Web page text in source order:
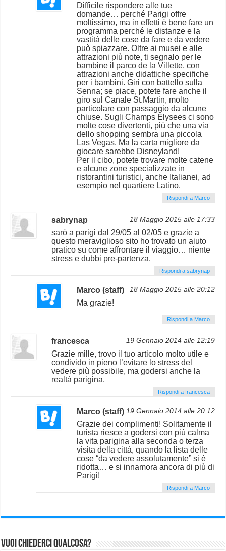
Difficile rispondere alle tue
domande… perché Parigi offre
moltissimo, ma in effetti è bene fare un
programma perché le distanze e la
vastità delle cose da fare e da vedere
può spiazzare. Oltre ai musei e alle
attrazioni più note, ti segnalo per le
bambine il parco de la Villette, con
attrazioni anche didattiche specifiche
per i bambini. Giri con battello sulla
Senna; se piace, potete fare anche il
giro sul Canale St.Martin, molto
particolare con passaggio da alcune
chiuse. Sugli Champs Elysees ci sono
molte cose divertenti, più che una via
dello shopping sembra una piccola
Las Vegas. Ma la carta migliore da
giocare sarebbe Disneyland!
Per il cibo, potete trovare molte catene
e alcune zone specializzate in
ristorantini turistici, anche Italianei, ad
esempio nel quartiere Latino.
Rispondi a Marco
sabrynap 18 Maggio 2015 alle 17:33
sarò a parigi dal 29/05 al 02/05 e grazie a
questo meraviglioso sito ho trovato un aiuto
pratico su come affrontare il viaggio… niente
stress e dubbi pre-partenza.
Rispondi a sabrynap
Marco (staff) 18 Maggio 2015 alle 20:12
Ma grazie!
Rispondi a Marco
francesca 19 Gennaio 2014 alle 12:19
Grazie mille, trovo il tuo articolo molto utile e
condivido in pieno l’evitare lo stress del
vedere più possibile, ma godersi anche la
realtà parigina.
Rispondi a francesca
Marco (staff) 19 Gennaio 2014 alle 20:12
Grazie dei complimenti! Solitamente il
turista riesce a godersi con più calma
la vita parigina alla seconda o terza
visita della città, quando la lista delle
cose “da vedere assolutamente” si è
ridotta… e si innamora ancora di più di
Parigi!
Rispondi a Marco
Vuoi chiederci qualcosa?